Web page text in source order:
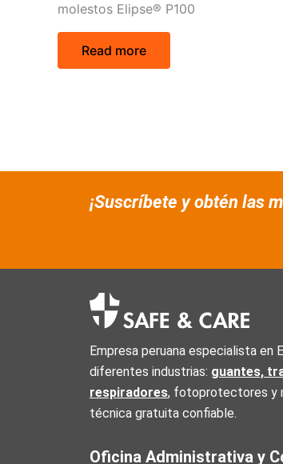
molestos Elipse® P100
Read more
¡Suscríbete y obtén las
Empresa peruana especialista en
diferentes industrias: guantes,
respiradores, fotoprotectores y
técnica gratuita confiable.
Oficina Administrativa y